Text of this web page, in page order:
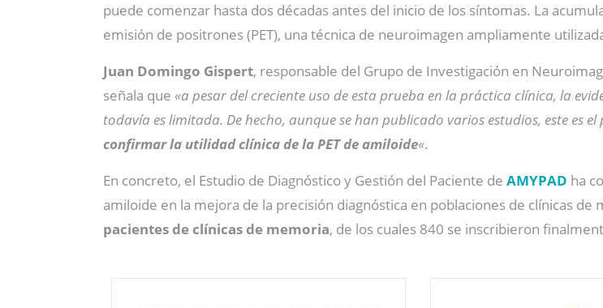
puede comenzar hasta dos décadas antes del inicio de los síntomas. La
emisión de positrones (PET), una técnica de neuroimagen ampliamente
Juan Domingo Gispert, responsable del Grupo de Investigación en
señala que «a pesar del creciente uso de esta prueba en la práctica clínica, la
todavía es limitada. De hecho, aunque se han publicado varios estudios, este
confirmar la utilidad clínica de la PET de amiloide«.
En concreto, el Estudio de Diagnóstico y Gestión del Paciente de AMYPAD ha
amiloide en la mejora de la precisión diagnóstica en poblaciones de clínicas de
pacientes de clínicas de memoria, de los cuales 840 se inscribieron